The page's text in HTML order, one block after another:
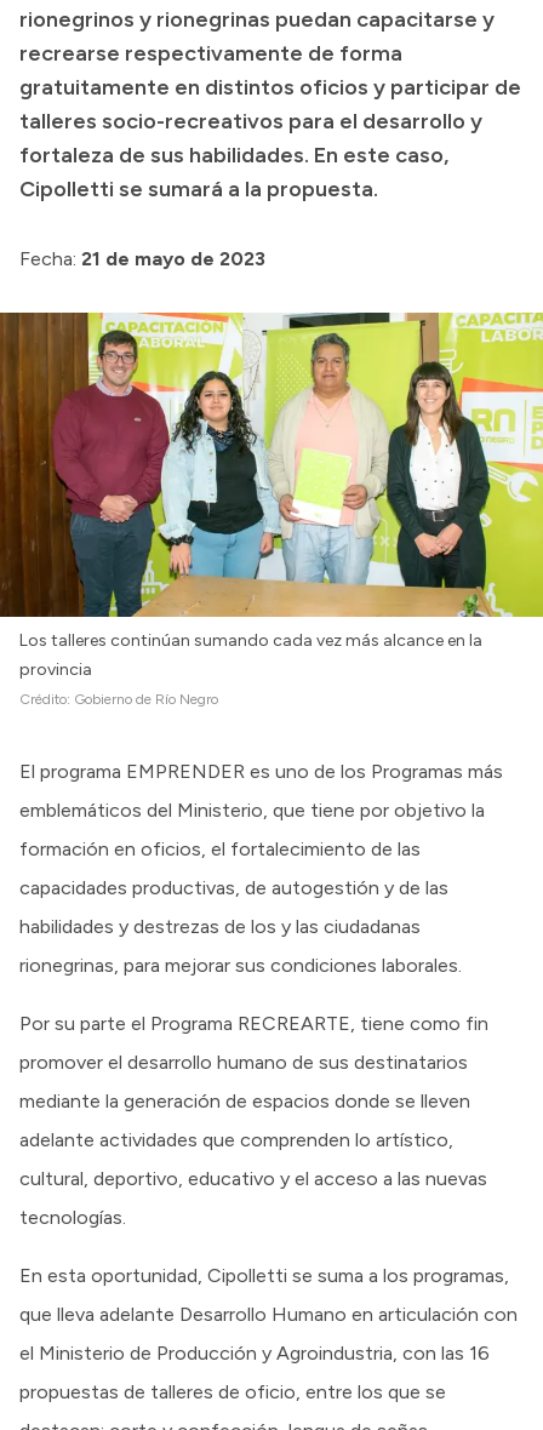
Transparencia
Presupuesto
Boletín Oficial
Compras y licitaciones
Convocatorias
Intranet
Login
rionegrinos y rionegrinas puedan capacitarse y
recrearse respectivamente de forma
gratuitamente en distintos oficios y participar de
talleres socio-recreativos para el desarrollo y
fortaleza de sus habilidades. En este caso,
Cipolletti se sumará a la propuesta.
Fecha: 21 de mayo de 2023
Los talleres continúan sumando cada vez más alcance en la
provincia
Crédito: Gobierno de Río Negro
El programa EMPRENDER es uno de los Programas más
emblemáticos del Ministerio, que tiene por objetivo la
formación en oficios, el fortalecimiento de las
capacidades productivas, de autogestión y de las
habilidades y destrezas de los y las ciudadanas
rionegrinas, para mejorar sus condiciones laborales.
Por su parte el Programa RECREARTE, tiene como fin
promover el desarrollo humano de sus destinatarios
mediante la generación de espacios donde se lleven
adelante actividades que comprenden lo artístico,
cultural, deportivo, educativo y el acceso a las nuevas
tecnologías.
En esta oportunidad, Cipolletti se suma a los programas,
que lleva adelante Desarrollo Humano en articulación con
el Ministerio de Producción y Agroindustria, con las 16
propuestas de talleres de oficio, entre los que se